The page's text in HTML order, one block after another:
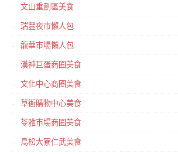
文山重劃區美食
瑞豐夜市懶人包
龍華市場懶人包
漢神巨蛋商圈美食
文化中心商圈美食
草衙購物中心美食
苓雅市場商圈美食
鳥松大寮仁武美食